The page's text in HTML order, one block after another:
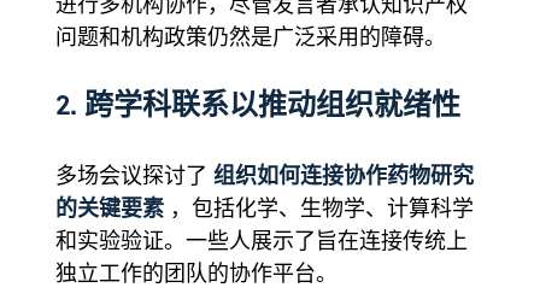
问题和机构政策仍然是广泛采用的障碍。
2. 跨学科联系以推动组织就绪性
多场会议探讨了 组织如何连接协作药物研究
的关键要素 ，包括化学、生物学、计算科学
和实验验证。一些人展示了旨在连接传统上
独立工作的团队的协作平台。